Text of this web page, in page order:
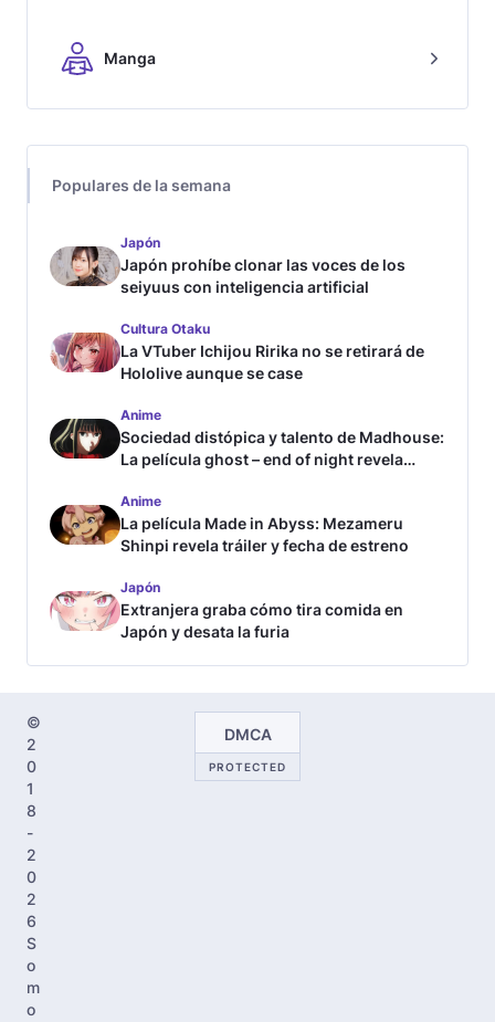
Manga
Populares de la semana
Japón
Japón prohíbe clonar las voces de los
seiyuus con inteligencia artificial
Cultura Otaku
La VTuber Ichijou Ririka no se retirará de
Hololive aunque se case
Anime
Sociedad distópica y talento de Madhouse:
La película ghost – end of night revela
Anime
La película Made in Abyss: Mezameru
Shinpi revela tráiler y fecha de estreno
Japón
Extranjera graba cómo tira comida en
Japón y desata la furia
©
2
0
1
8
-
2
0
2
6
S
o
m
o
DMCA
PROTECTED